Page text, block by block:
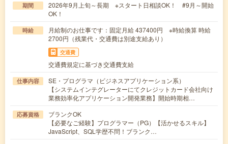
期間
2026年9月上旬～長期 ※スタート日相談OK！ #9月～開始
OK！
時給
月給制のお仕事です：固定月給 437400円 ※時給換算 時給
2700円（残業代・交通費は別途支給あり）
交通費
交通費規定に基づき交通費支給
仕事内容
SE・プログラマ（ビジネスアプリケーション系）
【システムインテグレーターにてクレジットカード会社向け
業務効率化アプリケーション開発業務】開始時期相…
応募資格
ブランクOK
【必要なご経験】プログラマー（PG）【活かせるスキル】
JavaScript、SQL学歴不問！ブランク…